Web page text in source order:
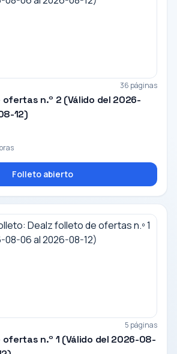
36 páginas
n.º 2 (Válido del 2026-
12)
Folleto abierto
5 páginas
n.º 1 (Válido del 2026-08-